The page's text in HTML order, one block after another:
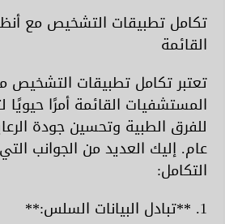
تكامل تطبيقات التشخيص مع
القائمة
تعتبر تكامل تطبيقات التشخيص
المستشفيات القائمة أمرًا حيويًا
للفرق الطبية وتحسين جودة
عام. إليك العديد من الجوانب
التكامل:
1. **تبادل البيانات السلس:**